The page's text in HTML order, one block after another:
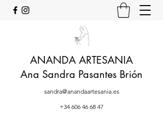
ANANDA ARTESANIA
Ana Sandra Pasantes Brión
sandra@anandaartesania.es
+34 606 46 68 47